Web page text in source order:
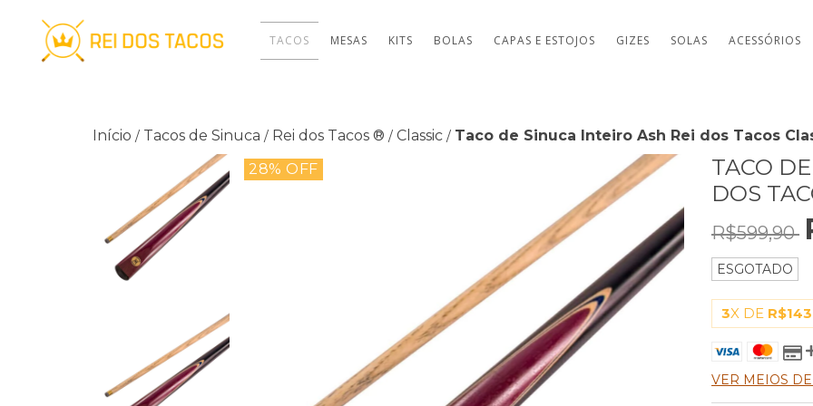
TACOS MESAS KITS BOLAS CAPAS E ESTOJOS GIZES SOLAS ACESSÓRIOS
Início / Tacos de Sinuca / Rei dos Tacos ® / Classic / Taco de Sinuca Inteiro Ash Rei dos Tacos
28% OFF
TACO
DOS
R$599,90
ESGOTADO
3X DE
VER MEIOS